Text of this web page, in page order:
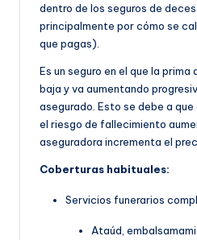
dentro de los seguros de
principalmente por cómo se
que pagas).
Es un seguro en el que la prima
baja y va aumentando
asegurado. Esto se debe a
el riesgo de fallecimiento
aseguradora incrementa el
Coberturas habituales:
Servicios funerarios
Ataúd,